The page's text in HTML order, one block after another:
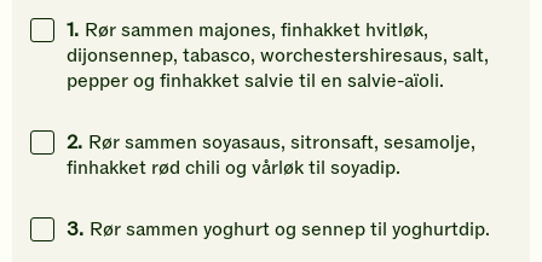
vurdere
denne
oppskriften.
din
vurdering.
1. Rør sammen majones, finhakket hvitløk,
dijonsennep, tabasco, worchestershiresaus, salt,
pepper og finhakket salvie til en salvie-aïoli.
2. Rør sammen soyasaus, sitronsaft, sesamolje,
finhakket rød chili og vårløk til soyadip.
3. Rør sammen yoghurt og sennep til yoghurtdip.